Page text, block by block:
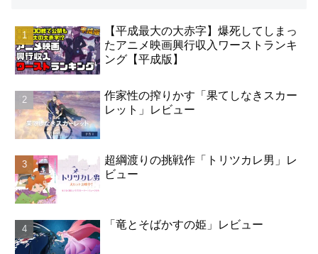
【平成最大の大赤字】爆死してしまっ
たアニメ映画興行収入ワーストランキ
ング【平成版】
作家性の搾りかす「果てしなきスカー
レット」レビュー
超綱渡りの挑戦作「トリツカレ男」レ
ビュー
「竜とそばかすの姫」レビュー